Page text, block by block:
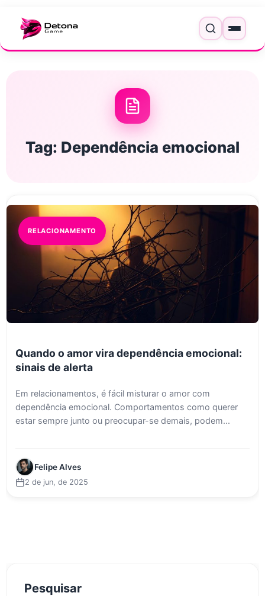
Menu
Tag: Dependência emocional
RELACIONAMENTO
Quando o amor vira dependência emocional:
sinais de alerta
Em relacionamentos, é fácil misturar o amor com
dependência emocional. Comportamentos como querer
estar sempre junto ou preocupar-se demais, podem...
Felipe Alves
2 de jun, de 2025
Pesquisar